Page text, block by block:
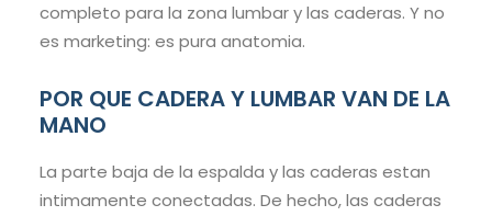
completo para la zona lumbar y las caderas. Y no
es marketing: es pura anatomia.
POR QUE CADERA Y LUMBAR VAN DE LA
MANO
La parte baja de la espalda y las caderas estan
intimamente conectadas. De hecho, las caderas